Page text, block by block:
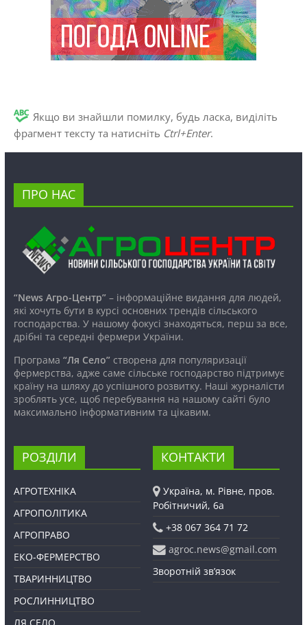
Якщо ви знайшли помилку, будь ласка, виділіть
фрагмент тексту та натисніть Ctrl+Enter.
ПРО НАС
“News Агро-Центр”– інформаційне видання для людей,
які хочуть бути в курсі основних трендів сільського
господарства. У нашому фокусі знаходяться, перш за все,
дрібні та середні фермери України.
Програма “Ля Село”створена для популяризації
фермерства, адже саме сільське господарство підтримує
країну на шляху до успішного розвитку. Наші журналісти
зроблять усе, щоб перебування на нашому сайті було
максимально інформативним та цікавим.
РОЗДІЛИ
АГРОТЕХНІКА
АГРОПОЛІТИКА
АГРОПРАВО
ЕКО-ФЕРМЕРСТВО
ТВАРИННИЦТВО
РОСЛИННИЦТВО
КОНТАКТИ
Україна, м. Рівне, пров.
Робітничий, 6а
+38 067 364 71 72
agroc.news@gmail.com
Зворотній зв’язок